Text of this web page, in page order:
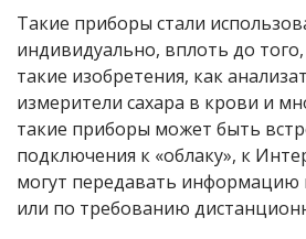
Такие приборы стали
индивидуально, вплоть до
такие изобретения, как
измерители сахара в крови и
такие приборы может быть
подключения к «облаку», к
могут передавать
или по требованию